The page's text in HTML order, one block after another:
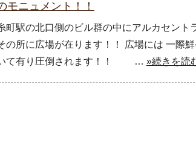
モニュメント！！
町駅の北口側のビル群の中にアルカセン
の所に広場が在ります！！ 広場には 一際
て有り圧倒されます！！ … »続きを読